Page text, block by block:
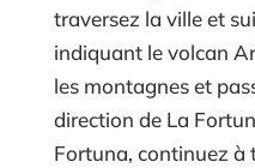
traversez la ville et
indiquant le volcan
les montagnes et
direction de La
Fortuna, continuez à